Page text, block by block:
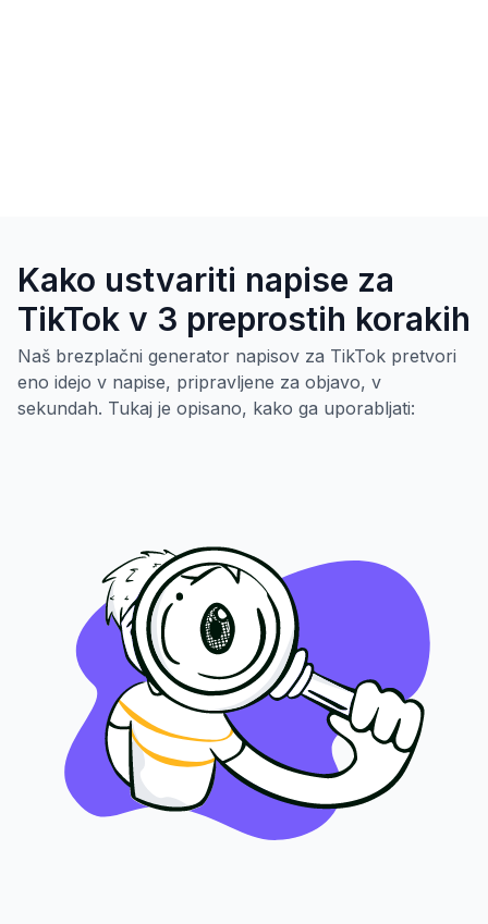
Kako ustvariti napise za
TikTok v 3 preprostih korakih
Naš brezplačni generator napisov za TikTok pretvori
eno idejo v napise, pripravljene za objavo, v
sekundah. Tukaj je opisano, kako ga uporabljati: